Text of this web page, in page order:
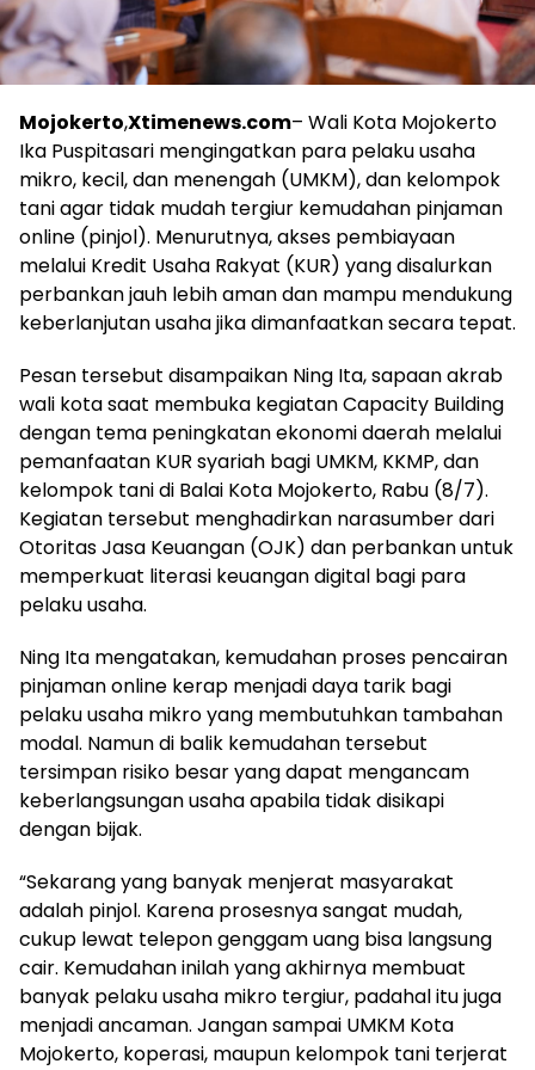
Mojokerto,Xtimenews.com– Wali Kota Mojokerto
Ika Puspitasari mengingatkan para pelaku usaha
mikro, kecil, dan menengah (UMKM), dan kelompok
tani agar tidak mudah tergiur kemudahan pinjaman
online (pinjol). Menurutnya, akses pembiayaan
melalui Kredit Usaha Rakyat (KUR) yang disalurkan
perbankan jauh lebih aman dan mampu mendukung
keberlanjutan usaha jika dimanfaatkan secara tepat.
Pesan tersebut disampaikan Ning Ita, sapaan akrab
wali kota saat membuka kegiatan Capacity Building
dengan tema peningkatan ekonomi daerah melalui
pemanfaatan KUR syariah bagi UMKM, KKMP, dan
kelompok tani di Balai Kota Mojokerto, Rabu (8/7).
Kegiatan tersebut menghadirkan narasumber dari
Otoritas Jasa Keuangan (OJK) dan perbankan untuk
memperkuat literasi keuangan digital bagi para
pelaku usaha.
Ning Ita mengatakan, kemudahan proses pencairan
pinjaman online kerap menjadi daya tarik bagi
pelaku usaha mikro yang membutuhkan tambahan
modal. Namun di balik kemudahan tersebut
tersimpan risiko besar yang dapat mengancam
keberlangsungan usaha apabila tidak disikapi
dengan bijak.
“Sekarang yang banyak menjerat masyarakat
adalah pinjol. Karena prosesnya sangat mudah,
cukup lewat telepon genggam uang bisa langsung
cair. Kemudahan inilah yang akhirnya membuat
banyak pelaku usaha mikro tergiur, padahal itu juga
menjadi ancaman. Jangan sampai UMKM Kota
Mojokerto, koperasi, maupun kelompok tani terjerat